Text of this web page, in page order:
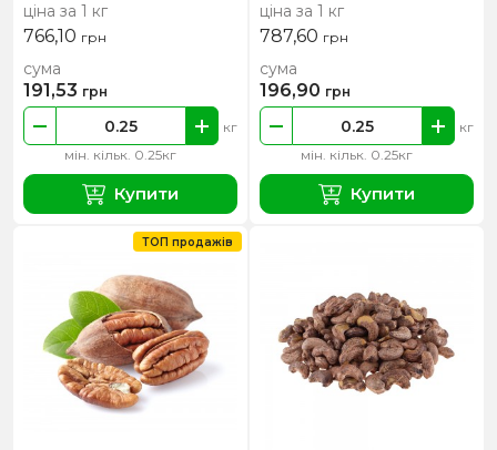
ціна за 1 кг
766,10 грн
мін. кільк. 0.25кг
кг
сума
191,53 грн
Купити
ціна за 1 кг
787,60 грн
мін. кільк. 0.25кг
кг
сума
196,90 грн
Купити
ТОП продажів